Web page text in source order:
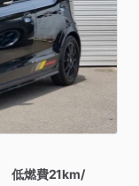
低燃費21km​/​